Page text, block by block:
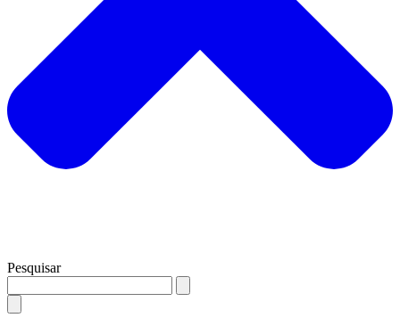
Pesquisar